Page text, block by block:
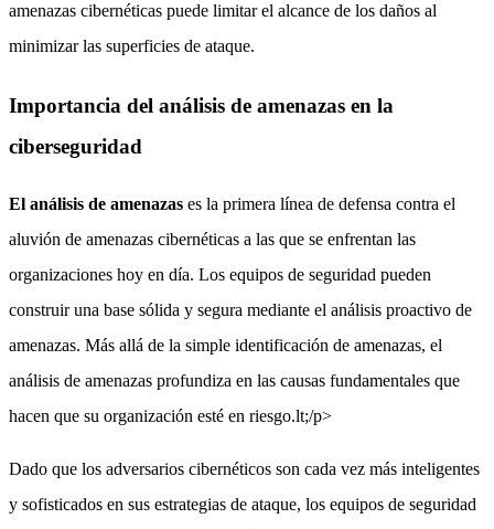
amenazas cibernéticas puede limitar el alcance de los daños al
minimizar las superficies de ataque.
Importancia del análisis de amenazas en la
ciberseguridad
El análisis de amenazas es la primera línea de defensa contra el
aluvión de amenazas cibernéticas a las que se enfrentan las
organizaciones hoy en día. Los equipos de seguridad pueden
construir una base sólida y segura mediante el análisis proactivo de
amenazas. Más allá de la simple identificación de amenazas, el
análisis de amenazas profundiza en las causas fundamentales que
hacen que su organización esté en riesgo.lt;/p>
Dado que los adversarios cibernéticos son cada vez más inteligentes
y sofisticados en sus estrategias de ataque, los equipos de seguridad